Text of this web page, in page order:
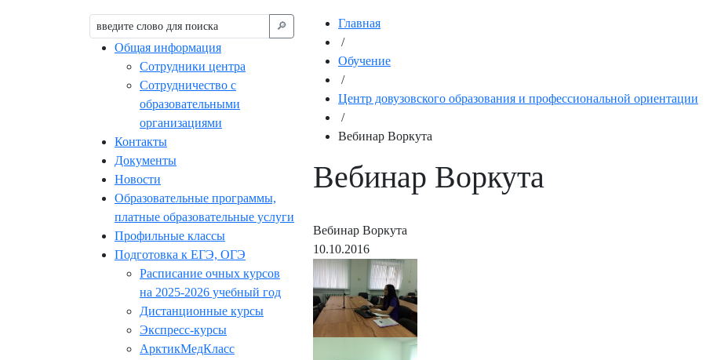
🔎︎
Общая информация
Сотрудники центра
Сотрудничество с
образовательными
организациями
Контакты
Документы
Новости
Образовательные программы,
платные образовательные услуги
Профильные классы
Подготовка к ЕГЭ, ОГЭ
Расписание очных курсов
на 2025-2026 учебный год
Дистанционные курсы
Экспресс-курсы
АрктикМедКласс
Главная
/
Обучение
/
Центр довузовского образования и профессиональной ориентации
/
Вебинар Воркута
Вебинар Воркута
Вебинар Воркута
10.10.2016